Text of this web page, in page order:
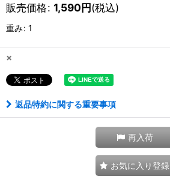
販売価格: 1,590円(税込)
重み: 1
×
返品特約に関する重要事項
再入荷
お気に入り登録